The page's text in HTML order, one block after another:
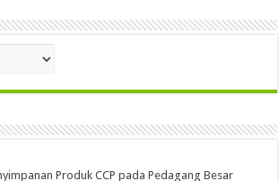
Produk CCP pada Pedagang Besar